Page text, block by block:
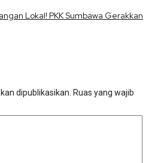
Lokal! PKK Sumbawa Gerakkan
dipublikasikan. Ruas yang wajib